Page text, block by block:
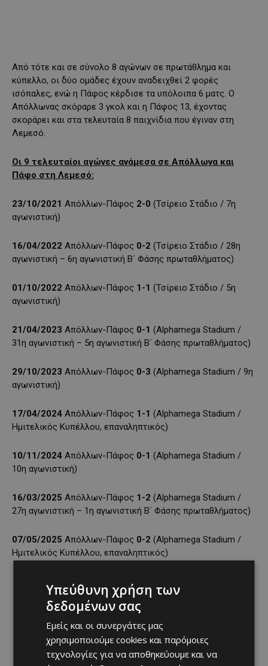
Από τότε και σε σύνολο 8 αγώνων σε πρωτάθλημα και
κύπελλο, οι δύο ομάδες έχουν αναδειχθεί 2 φορές
ισόπαλες, ενώ η Πάφος κέρδισε τα υπόλοιπα 6 ματς. Ο
Απόλλωνας σκόραρε 3 γκολ και η Πάφος 13, έχοντας
σκοράρει και στα τελευταία 8 παιχνίδια που έγιναν στη
Λεμεσό.
Οι 9 τελευταίοι αγώνες ανάμεσα σε Απόλλωνα και
Πάφο στη Λεμεσό:
23/10/2021 Απόλλων-Πάφος 2-0 (Τσίρειο Στάδιο / 7η
αγωνιστική)
16/04/2022 Απόλλων-Πάφος 0-2 (Τσίρειο Στάδιο / 28η
αγωνιστική – 6η αγωνιστική Β΄ Φάσης πρωταθλήματος)
01/10/2022 Απόλλων-Πάφος 1-1 (Τσίρειο Στάδιο / 5η
αγωνιστική)
21/04/2023 Απόλλων-Πάφος 0-1 (Alphamega Stadium /
31η αγωνιστική – 5η αγωνιστική Β΄ Φάσης πρωταθλήματος)
29/10/2023 Απόλλων-Πάφος 0-3 (Alphamega Stadium / 9η
αγωνιστική)
17/04/2024 Απόλλων-Πάφος 1-1 (Alphamega Stadium /
Ημιτελικός Κυπέλλου, επαναληπτικός)
10/11/2024 Απόλλων-Πάφος 0-1 (Alphamega Stadium /
10η αγωνιστική)
16/03/2025 Απόλλων-Πάφος 1-2 (Alphamega Stadium /
27η αγωνιστική – 1η αγωνιστική Β΄ Φάσης πρωταθλήματος)
07/05/2025 Απόλλων-Πάφος 0-2 (Alphamega Stadium /
Ημιτελικός Κυπέλλου, επαναληπτικός)
Υπεύθυνη χρήση των
δεδομένων σας
Εμείς και οι συνεργάτες μας
χρησιμοποιούμε cookies και παρόμοιες
τεχνολογίες για να αποθηκεύουμε και να